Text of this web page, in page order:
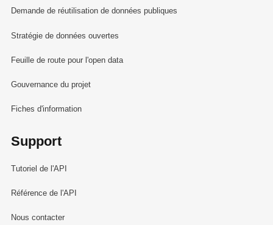
Demande de réutilisation de données publiques
Stratégie de données ouvertes
Feuille de route pour l'open data
Gouvernance du projet
Fiches d'information
Support
Tutoriel de l'API
Référence de l'API
Nous contacter